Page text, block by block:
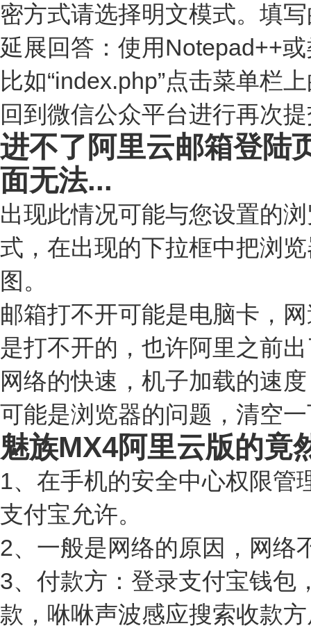
密方式请选择明文模式。填
延展回答：使用Notepad++
比如“index.php”点击菜单栏
回到微信公众平台进行再次
进不了阿里云邮箱登陆
面无法...
出现此情况可能与您设置的
式，在出现的下拉框中把浏
图。
邮箱打不开可能是电脑卡，
是打不开的，也许阿里之前
网络的快速，机子加载的速
可能是浏览器的问题，清空
魅族MX4阿里云版的竟
1、在手机的安全中心权限管
支付宝允许。
2、一般是网络的原因，网络
3、付款方：登录支付宝钱包
款，咻咻声波感应搜索收款